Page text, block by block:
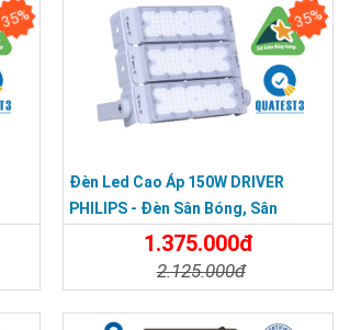
35% 35%
Đèn Led Cao Áp 150W DRIVER
PHILIPS - Đèn Sân Bóng, Sân
Pickleballled Module 150W
1.375.000đ
2.125.000đ